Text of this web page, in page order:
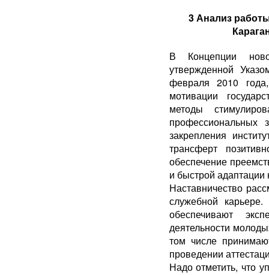
3 Анализ
В Концепции
утвержденной
февраля 2010
мотивации
методы
профессиональных
закрепления
трансферт
обеспечение
и быстрой адаптации
Наставничество
служебной
обеспечивают
деятельности
том числе
проведении
Надо отметить, что